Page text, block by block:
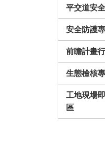
平交道安
安全防護
前瞻計畫
生態檢核
工地現場
區